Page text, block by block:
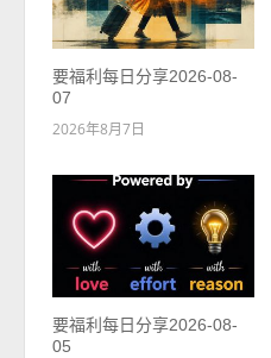
要福利每日分享2026-08-
07
2026年8月7日
要福利每日分享2026-08-
05